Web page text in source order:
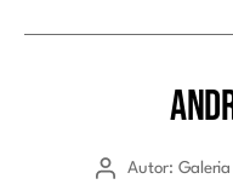
AutorAutor: